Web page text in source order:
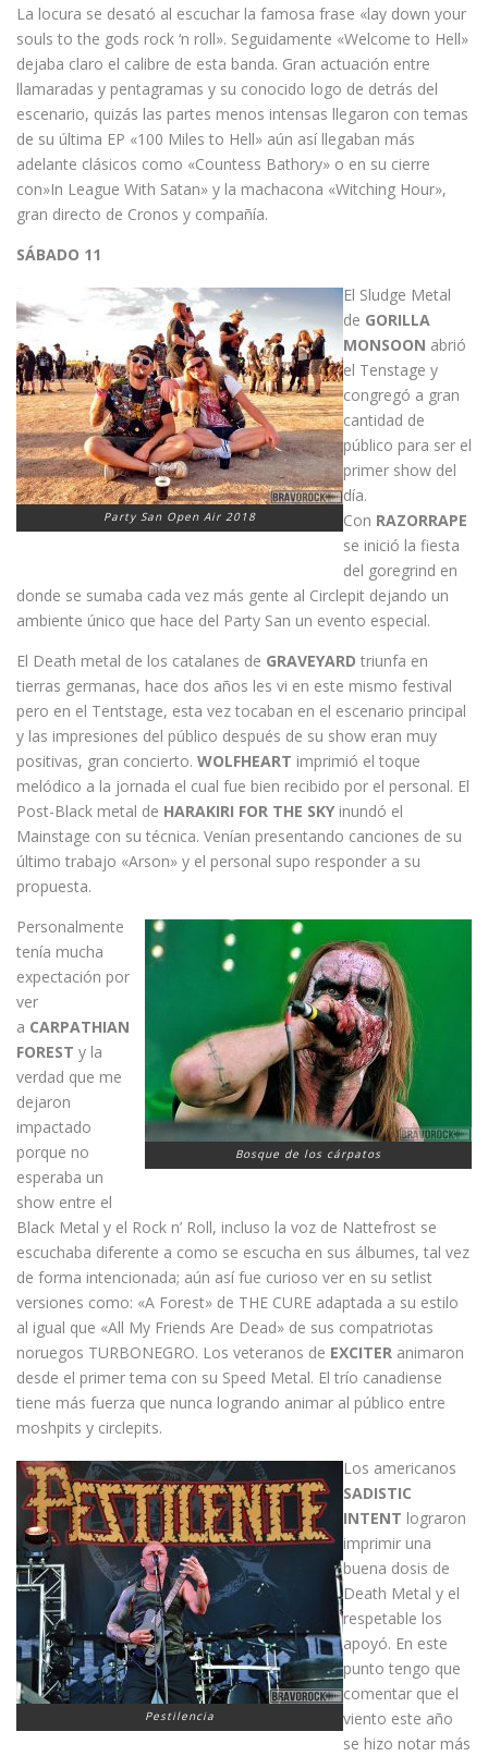
La locura se desató al escuchar la famosa frase «lay down your
souls to the gods rock ‘n roll». Seguidamente «Welcome to Hell»
dejaba claro el calibre de esta banda. Gran actuación entre
llamaradas y pentagramas y su conocido logo de detrás del
escenario, quizás las partes menos intensas llegaron con temas
de su última EP «100 Miles to Hell» aún así llegaban más
adelante clásicos como «Countess Bathory» o en su cierre
con»In League With Satan» y la machacona «Witching Hour»,
gran directo de Cronos y compañía.
SÁBADO 11
Party San Open Air 2018
El Sludge Metal
de GORILLA
MONSOON abrió
el Tenstage y
congregó a gran
cantidad de
público para ser el
primer show del
día.
Con RAZORRAPE
se inició la fiesta
del goregrind en
donde se sumaba cada vez más gente al Circlepit dejando un
ambiente único que hace del Party San un evento especial.
El Death metal de los catalanes de GRAVEYARD triunfa en
tierras germanas, hace dos años les vi en este mismo festival
pero en el Tentstage, esta vez tocaban en el escenario principal
y las impresiones del público después de su show eran muy
positivas, gran concierto. WOLFHEART imprimió el toque
melódico a la jornada el cual fue bien recibido por el personal. El
Post-Black metal de HARAKIRI FOR THE SKY inundó el
Mainstage con su técnica. Venían presentando canciones de su
último trabajo «Arson» y el personal supo responder a su
propuesta.
Bosque de los cárpatos
Personalmente
tenía mucha
expectación por
ver
a CARPATHIAN
FOREST y la
verdad que me
dejaron
impactado
porque no
esperaba un
show entre el
Black Metal y el Rock n’ Roll, incluso la voz de Nattefrost se
escuchaba diferente a como se escucha en sus álbumes, tal vez
de forma intencionada; aún así fue curioso ver en su setlist
versiones como: «A Forest» de THE CURE adaptada a su estilo
al igual que «All My Friends Are Dead» de sus compatriotas
noruegos TURBONEGRO. Los veteranos de EXCITER animaron
desde el primer tema con su Speed Metal. El trío canadiense
tiene más fuerza que nunca logrando animar al público entre
moshpits y circlepits.
Pestilencia
Los americanos
SADISTIC
INTENT lograron
imprimir una
buena dosis de
Death Metal y el
respetable los
apoyó. En este
punto tengo que
comentar que el
viento este año
se hizo notar más